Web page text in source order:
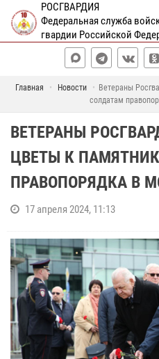
РОСГВАРДИЯ
Федеральная служба
гвардии Российской
Главная Новости
Ветераны
солдатам
ВЕТЕРАНЫ
ЦВЕТЫ К
ПРАВОПОРЯДКА В
17 апреля 2024, 11:13